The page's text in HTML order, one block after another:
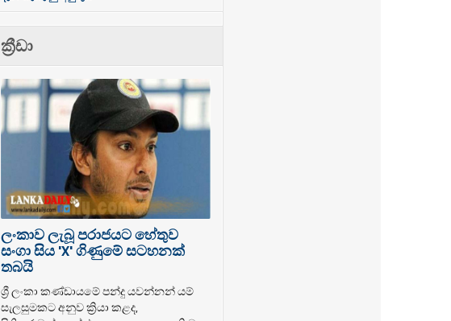
ක්‍රීඩා
ලංකාව ලැබූ පරාජයට හේතුව
සංගා සිය 'X' ගිණුමේ සටහනක්
තබයි
ශ්‍රී ලංකා කණ්ඩායමේ පන්දු යවන්නන් යම්
සැලසුමකට අනුව ක්‍රියා කළද,